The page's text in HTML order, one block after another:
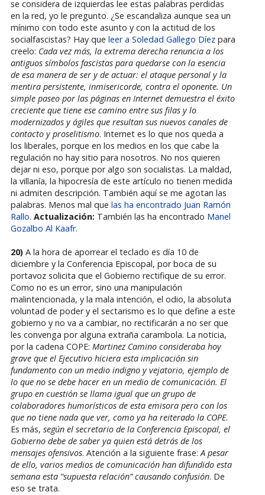
se considera de izquierdas lee estas palabras perdidas
en la red, yo le pregunto. ¿Se escandaliza aunque sea un
mínimo con todo este asunto y con la actitud de los
socialfascistas? Hay que leer a Soledad Gallego Díezpara
creelo: Cada vez más, la extrema derecha renuncia a los
antiguos símbolos fascistas para quedarse con la esencia
de esa manera de ser y de actuar: el ataque personal y la
mentira persistente, inmisericorde, contra el oponente. Un
simple paseo por las páginas en Internet demuestra el éxito
creciente que tiene ese camino entre sus filas y lo
modernizados y ágiles que resultan sus nuevos canales de
contacto y proselitismo. Internet es lo que nos queda a
los liberales, porque en los medios en los que cabe la
regulación no hay sitio para nosotros. No nos quieren
dejar ni eso, porque por algo son socialistas. La maldad,
la villanía, la hipocresía de este artículo no tienen medida
ni admiten descripción. También aquí se me agotan las
palabras. Menos mal que las ha encontrado Juan Ramón
Rallo. Actualización: También las ha encontrado Manel
Gozalbo Al Kaafr.
20)A la hora de aporrear el teclado es día 10 de
diciembre y la Conferencia Episcopal, por boca de su
portavoz solicita que el Gobierno rectifique de su error.
Como no es un error, sino una manipulación
malintencionada, y la mala intención, el odio, la absoluta
voluntad de poder y el sectarismo es lo que define a este
gobierno y no va a cambiar, no rectificarán a no ser que
les convenga por alguna extraña carambola. La noticia,
por la cadena COPE: Martinez Camino consideraba hoy
grave que el Ejecutivo hiciera esta implicación sin
fundamento con un medio indigno y vejatorio, ejemplo de
lo que no se debe hacer en un medio de comunicación. El
grupo en cuestión se llama igual que un grupo de
colaboradores humorísticos de esta emisora pero con los
que no tiene nada que ver, como ya ha reiterado la COPE.
Es más, según el secretario de la Conferencia Episcopal, el
Gobierno debe de saber ya quien está detrás de los
mensajes ofensivos. Atención a la siguiente frase:A pesar
de ello, varios medios de comunicación han difundido esta
semana esta “supuesta relación” causando confusión. De
eso se trata.